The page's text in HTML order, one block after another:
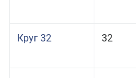
Круг 32 32